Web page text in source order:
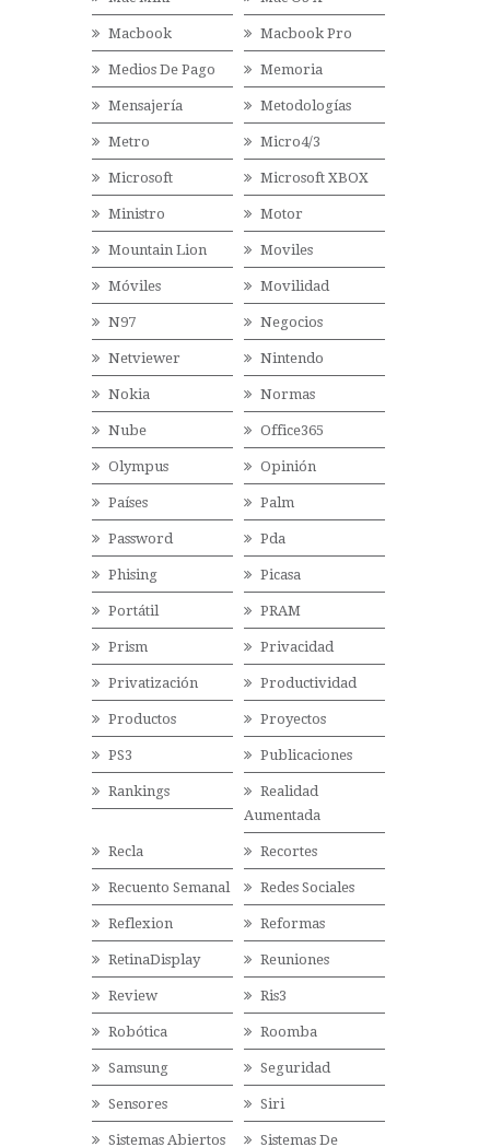
Macbook Macbook Pro
Medios De Pago Memoria
Mensajería Metodologías
Metro Micro4/3
Microsoft Microsoft XBOX
Ministro Motor
Mountain Lion Moviles
Móviles Movilidad
N97 Negocios
Netviewer Nintendo
Nokia Normas
Nube Office365
Olympus Opinión
Países Palm
Password Pda
Phising Picasa
Portátil PRAM
Prism Privacidad
Privatización Productividad
Productos Proyectos
PS3 Publicaciones
Rankings
Realidad
Aumentada
Recla Recortes
Recuento Semanal Redes Sociales
Reflexion Reformas
RetinaDisplay Reuniones
Review Ris3
Robótica Roomba
Samsung Seguridad
Sensores Siri
Sistemas Abiertos Sistemas De